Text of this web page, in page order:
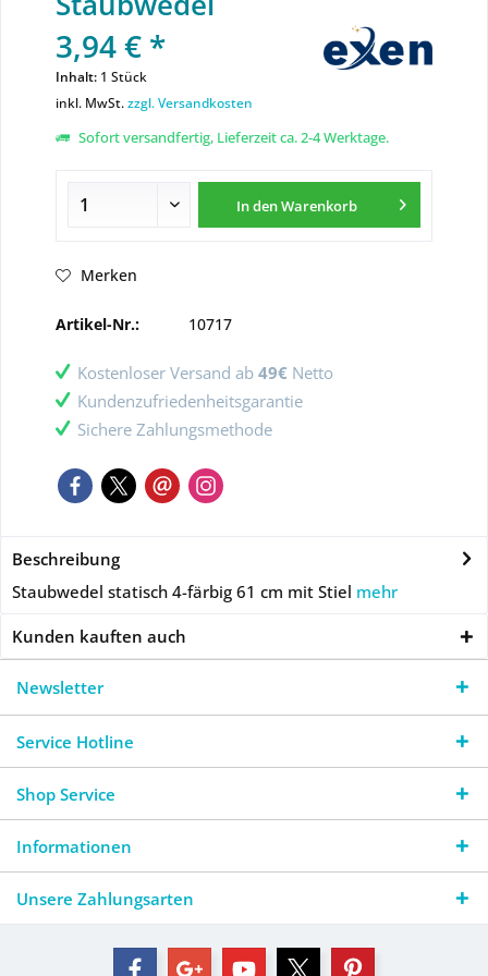
3,94 € *
Inhalt: 1 Stück
inkl. MwSt.zzgl. Versandkosten
Sofort versandfertig, Lieferzeit ca. 2-4 Werktage.
In denWarenkorb
Merken
Artikel-Nr.: 10717
Kostenloser Versand ab 49€ Netto
Kundenzufriedenheitsgarantie
Sichere Zahlungsmethode
Beschreibung
Staubwedel statisch 4-färbig 61 cm mit Stiel mehr
Kunden kauften auch
Newsletter
Service Hotline
Shop Service
Informationen
Unsere Zahlungsarten